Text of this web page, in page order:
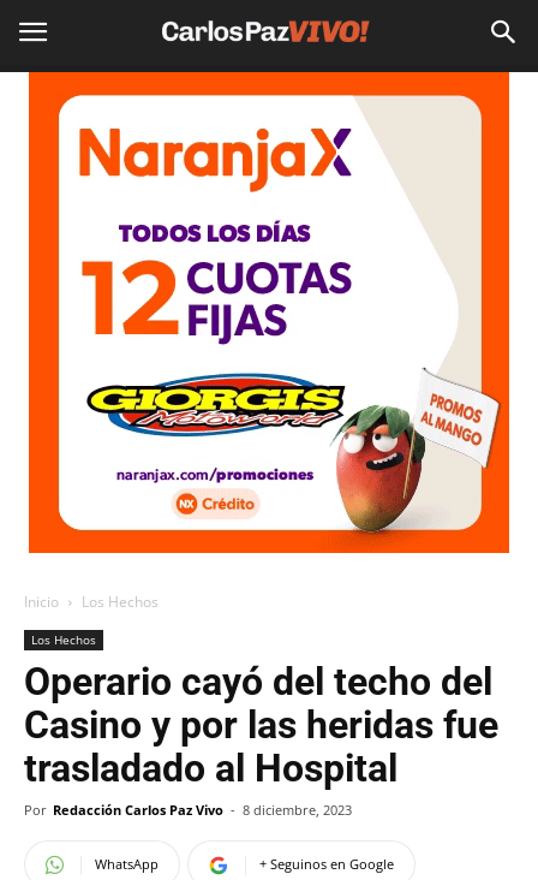
Inicio Los Hechos
Los Hechos
Operario cayó del techo del
Casino y por las heridas fue
trasladado al Hospital
Por Redacción Carlos Paz Vivo - 8 diciembre, 2023
WhatsApp + Seguinos en Google